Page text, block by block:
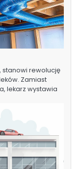
stanowi rewolucję
Zamiast
lekarz wystawia